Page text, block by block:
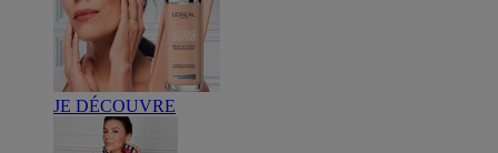
JE DÉCOUVRE